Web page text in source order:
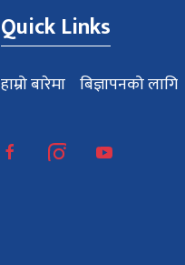
Quick Links
हाम्रो बारेमा बिज्ञापनको लागि